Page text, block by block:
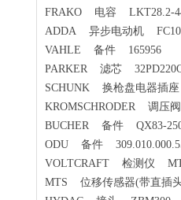
FRAKO 电容 LKT28.2-
ADDA 异步电动机
VAHLE 备件 165956
PARKER 滤芯
SCHUNK 换枪盘电器插
KROMSCHRODER 调压
BUCHER 备件 QX83-
ODU 备件
VOLTCRAFT 检测仪
MTS 位移传感器(带直插